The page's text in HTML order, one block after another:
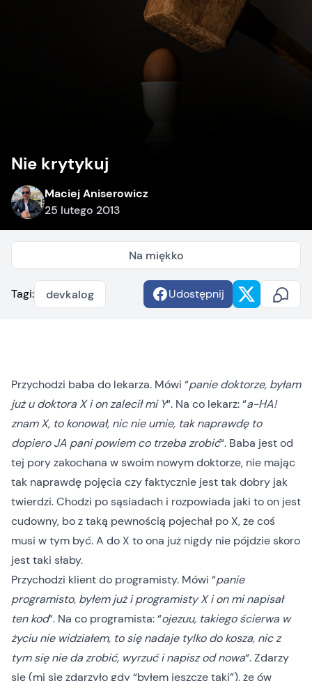
Nie krytykuj
Maciej Aniserowicz
25 lutego 2013
Na miękko
Tagi: devkalog Udostępnij
Przychodzi baba do lekarza. Mówi “panie doktorze, byłam
już u doktora X i on zalecił mi Y“. Na co lekarz: “a-HA!
znam X, to konował, nic nie umie, tak naprawdę to
dopiero JA pani powiem co trzeba zrobić“. Baba jest od
tej pory zakochana w swoim nowym doktorze, nie mając
tak naprawdę pojęcia czy faktycznie jest tak dobry jak
twierdzi. Chodzi po sąsiadach i rozpowiada jaki to on jest
cudowny, bo z taką pewnością pojechał po X, że coś
musi w tym być. A do X to ona już nigdy nie pójdzie skoro
jest taki słaby.
Przychodzi klient do programisty. Mówi “panie
programisto, byłem już i programisty X i on mi napisał
ten kod“. Na co programista: “ojezuu, takiego ścierwa w
życiu nie widziałem, to się nadaje tylko do kosza, nic z
tym się nie da zrobić, wyrzuć i napisz od nowa“. Zdarzy
się (mi się zdarzyło gdy “byłem jeszcze taki”), że ów